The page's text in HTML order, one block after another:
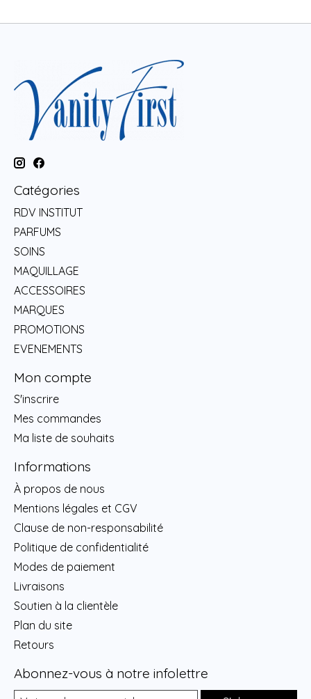
Catégories
RDV INSTITUT
PARFUMS
SOINS
MAQUILLAGE
ACCESSOIRES
MARQUES
PROMOTIONS
EVENEMENTS
Mon compte
S'inscrire
Mes commandes
Ma liste de souhaits
Informations
À propos de nous
Mentions légales et CGV
Clause de non-responsabilité
Politique de confidentialité
Modes de paiement
Livraisons
Soutien à la clientèle
Plan du site
Retours
Abonnez-vous à notre infolettre